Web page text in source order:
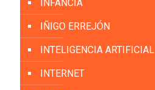
INFANCIA
IÑIGO ERREJÓN
INTELIGENCIA ARTIFICIAL
INTERNET